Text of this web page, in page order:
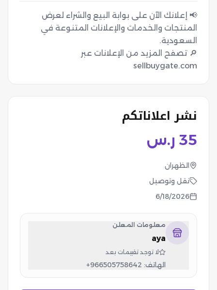
📢 إعلانك الآن على بوابة البيع والشراء لعرض
المنتجات والخدمات والإعلانات المتنوعة في
🔎 تصفح المزيد من الإعلانات عبر
sellbuygate.com
نشر اعلاناتكم
35 ر.س
الظهران
نقل وتوصيل
6/18/2026
معلومات المعلن
aya
لا توجد تقييمات بعد
الهاتف: +966505758642